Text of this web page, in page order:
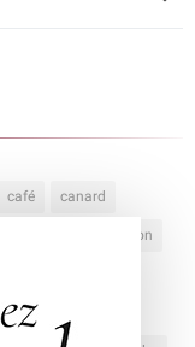
café canard
cochon
kimchi